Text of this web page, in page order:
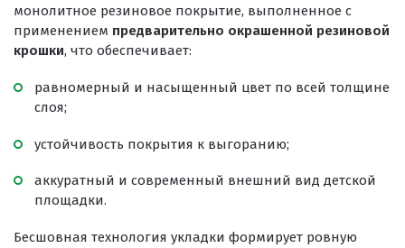
Покрытие для эксплуатируемой кровли
Покрытия детских площадок
Покрытия для беговых дорожек
Покрытия для спортивных площадок
Универсальные антискользящие покрытия
Искусственная трава
Резиновая брусчатка
Резиновая плитка
монолитное резиновое покрытие, выполненное с
применением предварительно окрашенной резиновой
крошки, что обеспечивает:
равномерный и насыщенный цвет по всей толщине
слоя;
устойчивость покрытия к выгоранию;
аккуратный и современный внешний вид детской
площадки.
Бесшовная технология укладки формирует ровную